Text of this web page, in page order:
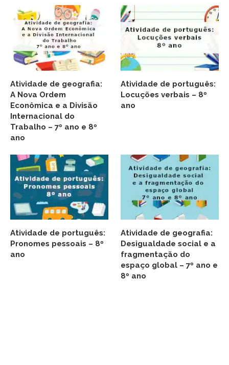
Atividade de geografia:
A Nova Ordem
Econômica e a Divisão
Internacional do
Trabalho – 7º ano e 8º
ano
Atividade de português:
Locuções verbais – 8º
ano
Atividade de português:
Pronomes pessoais – 8º
ano
Atividade de geografia:
Desigualdade social e a
fragmentação do
espaço global – 7º ano e
8º ano